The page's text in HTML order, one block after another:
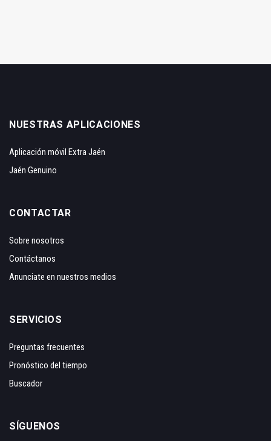
NUESTRAS APLICACIONES
Aplicación móvil Extra Jaén
Jaén Genuino
CONTACTAR
Sobre nosotros
Contáctanos
Anunciate en nuestros medios
SERVICIOS
Preguntas frecuentes
Pronóstico del tiempo
Buscador
SÍGUENOS